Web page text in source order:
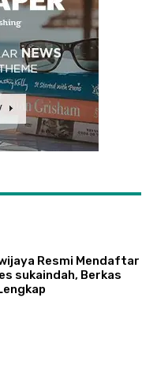
Resmi Mendaftar
sukaindah, Berkas